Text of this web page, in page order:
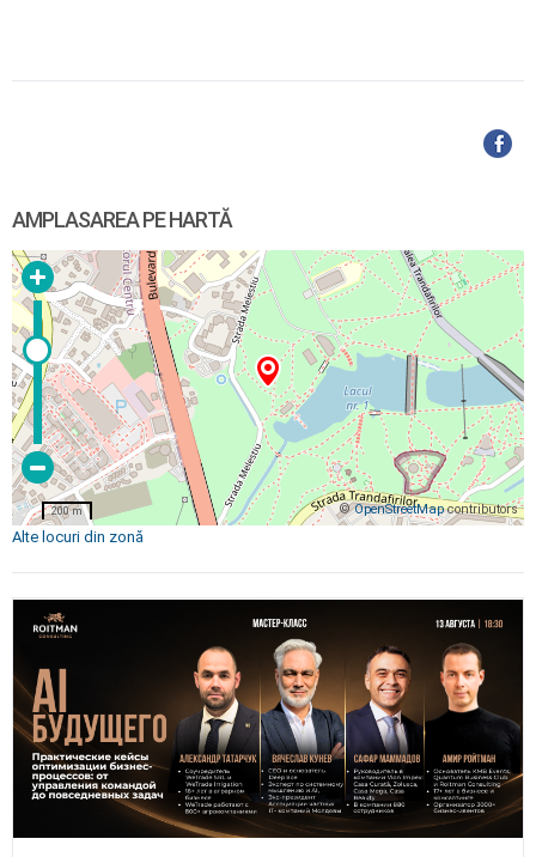
AMPLASAREA PE HARTĂ
©OpenStreetMapcontributors
200 m
Alte locuri din zonă